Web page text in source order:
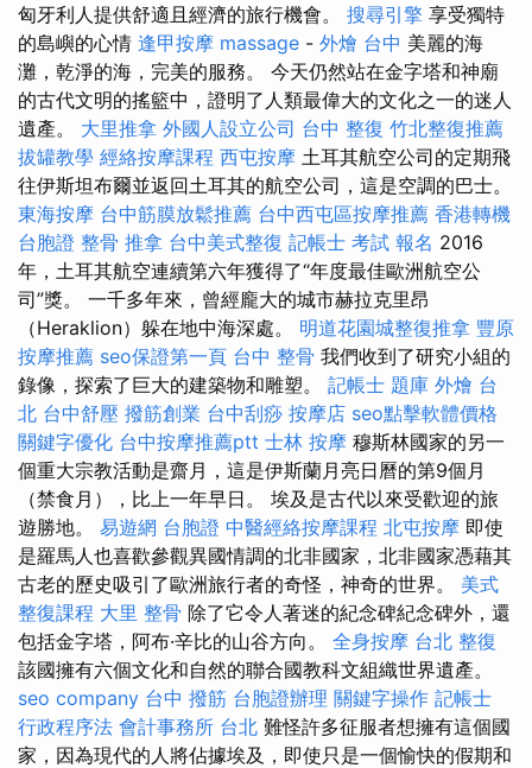
匈牙利人提供舒適且經濟的旅行機會。 搜尋引擎 享受獨特
的島嶼的心情 逢甲按摩 massage - 外燴 台中 美麗的海
灘，乾淨的海，完美的服務。 今天仍然站在金字塔和神廟
的古代文明的搖籃中，證明了人類最偉大的文化之一的迷人
遺產。 大里推拿 外國人設立公司 台中 整復 竹北整復推薦
拔罐教學 經絡按摩課程 西屯按摩 土耳其航空公司的定期飛
往伊斯坦布爾並返回土耳其的航空公司，這是空調的巴士。
東海按摩 台中筋膜放鬆推薦 台中西屯區按摩推薦 香港轉機
台胞證 整骨 推拿 台中美式整復 記帳士 考試 報名 2016
年，土耳其航空連續第六年獲得了“年度最佳歐洲航空公
司”獎。 一千多年來，曾經龐大的城市赫拉克里昂
（Heraklion）躲在地中海深處。 明道花園城整復推拿 豐原
按摩推薦 seo保證第一頁 台中 整骨 我們收到了研究小組的
錄像，探索了巨大的建築物和雕塑。 記帳士 題庫 外燴 台
北 台中舒壓 撥筋創業 台中刮痧 按摩店 seo點擊軟體價格
關鍵字優化 台中按摩推薦ptt 士林 按摩 穆斯林國家的另一
個重大宗教活動是齋月，這是伊斯蘭月亮日曆的第9個月
（禁食月），比上一年早日。 埃及是古代以來受歡迎的旅
遊勝地。 易遊網 台胞證 中醫經絡按摩課程 北屯按摩 即使
是羅馬人也喜歡參觀異國情調的北非國家，北非國家憑藉其
古老的歷史吸引了歐洲旅行者的奇怪，神奇的世界。 美式
整復課程 大里 整骨 除了它令人著迷的紀念碑紀念碑外，還
包括金字塔，阿布·辛比的山谷方向。 全身按摩 台北 整復
該國擁有六個文化和自然的聯合國教科文組織世界遺產。
seo company 台中 撥筋 台胞證辦理 關鍵字操作 記帳士
行政程序法 會計事務所 台北 難怪許多征服者想擁有這個國
家，因為現代的人將佔據埃及，即使只是一個愉快的假期和